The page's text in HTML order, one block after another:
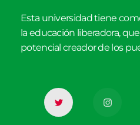
Esta universidad tiene
la educación liberadora,
potencial creador de los